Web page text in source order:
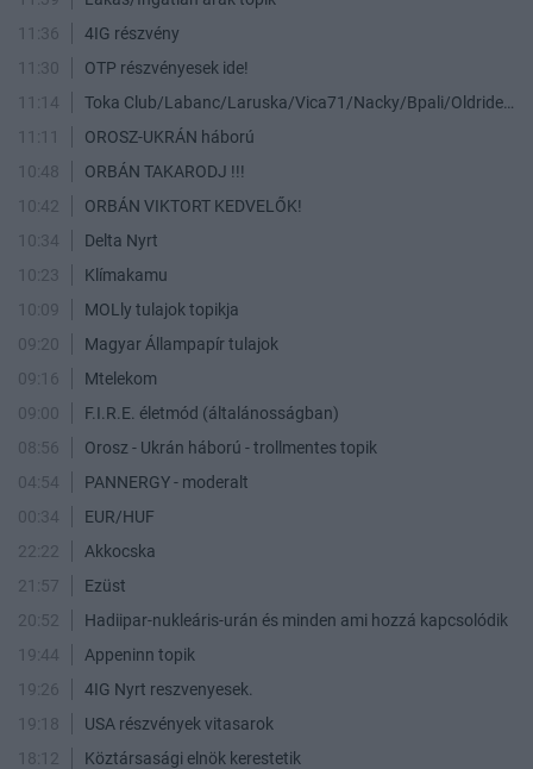
11:36
4IG részvény
11:30
OTP részvényesek ide!
11:14
11:11
OROSZ-UKRÁN háború
10:48
ORBÁN TAKARODJ !!!
10:42
ORBÁN VIKTORT KEDVELŐK!
10:34
Delta Nyrt
10:23
Klímakamu
10:09
MOLly tulajok topikja
09:20
Magyar Állampapír tulajok
09:16
Mtelekom
09:00
F.I.R.E. életmód (általánosságban)
08:56
Orosz - Ukrán háború - trollmentes topik
04:54
PANNERGY - moderalt
00:34
EUR/HUF
22:22
Akkocska
21:57
Ezüst
20:52
Hadiipar-nukleáris-urán és minden ami hozzá kapcsolódik
19:44
Appeninn topik
19:26
4IG Nyrt reszvenyesek.
19:18
USA részvények vitasarok
18:12
Köztársasági elnök kerestetik